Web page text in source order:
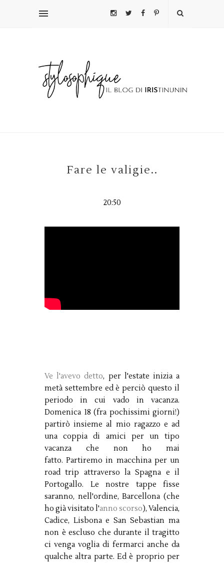
Fare le valigie..
20:50
Ve l'avevo detto, per l'estate inizia a
metà settembre ed è perciò questo il
periodo in cui vado in vacanza.
Domenica 18 (fra pochissimi giorni!)
partirò insieme al mio ragazzo e ad
una coppia di amici per un tipo
vacanza che non ho mai
fatto. Partiremo in macchina per un
road trip attraverso la Spagna e il
Portogallo. Le nostre tappe fisse
saranno, nell'ordine, Barcellona (che
ho già visitato l'anno scorso), Valencia,
Cadice, Lisbona e San Sebastian ma
non è escluso che durante il tragitto
ci venga voglia di fermarci anche da
qualche altra parte. Ed è proprio per